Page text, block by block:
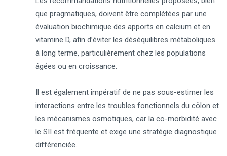
que pragmatiques, doivent être complétées par une
évaluation biochimique des apports en calcium et en
vitamine D, afin d’éviter les déséquilibres métaboliques
à long terme, particulièrement chez les populations
âgées ou en croissance.
Il est également impératif de ne pas sous-estimer les
interactions entre les troubles fonctionnels du côlon et
les mécanismes osmotiques, car la co-morbidité avec
le SII est fréquente et exige une stratégie diagnostique
différenciée.